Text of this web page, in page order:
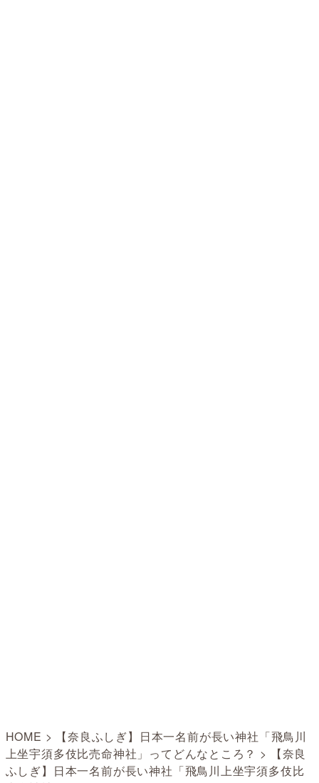
HOME >
【奈良ふしぎ】日本一名前が長い神社「飛鳥川
上坐宇須多伎比売命神社」ってどんなところ？ >
【奈良
ふしぎ】日本一名前が長い神社「飛鳥川上坐宇須多伎比